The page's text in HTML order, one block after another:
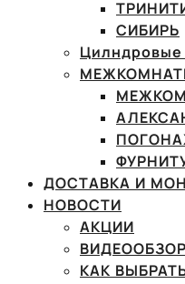
СИБИРЬ
ДОСТАВКА И
НОВОСТИ
АКЦИИ
КАК